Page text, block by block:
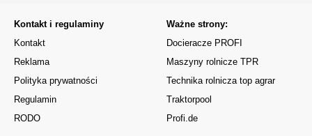
Kontakt i regulaminy
Kontakt
Reklama
Polityka prywatności
Regulamin
RODO
Ważne strony:
Docieracze PROFI
Maszyny rolnicze TPR
Technika rolnicza top agrar
Traktorpool
Profi.de